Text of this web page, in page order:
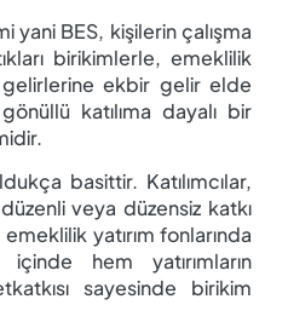
yani BES, kişilerin çalışma
birikimlerle, emeklilik
ekbir gelir elde
katılıma dayalı bir
basittir. Katılımcılar,
veya düzensiz katkı
yatırım fonlarında
hem yatırımların
katkısı sayesinde birikim